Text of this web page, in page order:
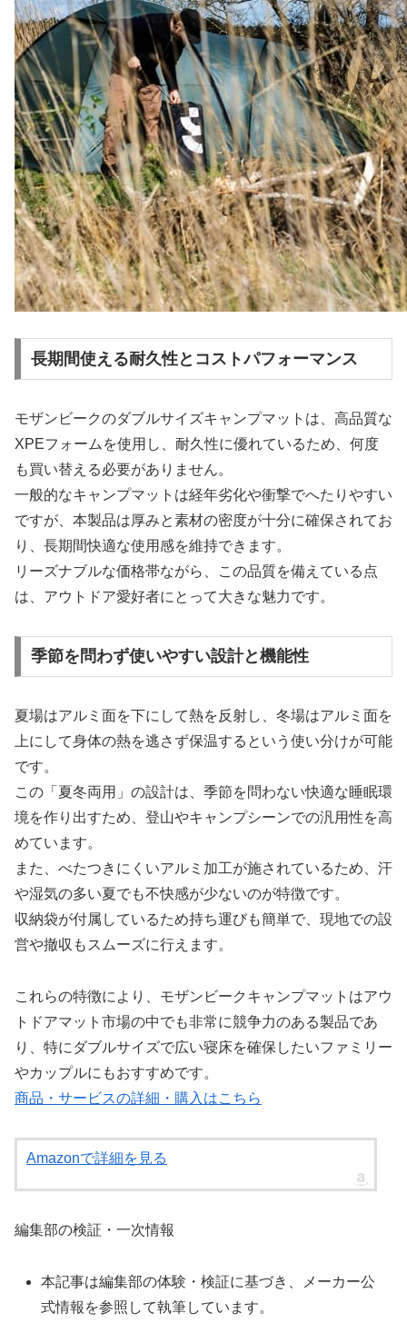
長期間使える耐久性とコストパフォーマンス
モザンビークのダブルサイズキャンプマットは、高品質な
XPEフォームを使用し、耐久性に優れているため、何度
も買い替える必要がありません。
一般的なキャンプマットは経年劣化や衝撃でへたりやすい
ですが、本製品は厚みと素材の密度が十分に確保されてお
り、長期間快適な使用感を維持できます。
リーズナブルな価格帯ながら、この品質を備えている点
は、アウトドア愛好者にとって大きな魅力です。
季節を問わず使いやすい設計と機能性
夏場はアルミ面を下にして熱を反射し、冬場はアルミ面を
上にして身体の熱を逃さず保温するという使い分けが可能
です。
この「夏冬両用」の設計は、季節を問わない快適な睡眠環
境を作り出すため、登山やキャンプシーンでの汎用性を高
めています。
また、べたつきにくいアルミ加工が施されているため、汗
や湿気の多い夏でも不快感が少ないのが特徴です。
収納袋が付属しているため持ち運びも簡単で、現地での設
営や撤収もスムーズに行えます。
これらの特徴により、モザンビークキャンプマットはアウ
トドアマット市場の中でも非常に競争力のある製品であ
り、特にダブルサイズで広い寝床を確保したいファミリー
やカップルにもおすすめです。
商品・サービスの詳細・購入はこちら
Amazonで詳細を見る
編集部の検証・一次情報
本記事は編集部の体験・検証に基づき、メーカー公
式情報を参照して執筆しています。